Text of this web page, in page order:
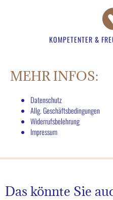
KOMPETENTER &
MEHR INFOS:
Datenschutz
Allg. Geschäftsbedingungen
Widerrufsbelehrung
Impressum
Das könnte Sie